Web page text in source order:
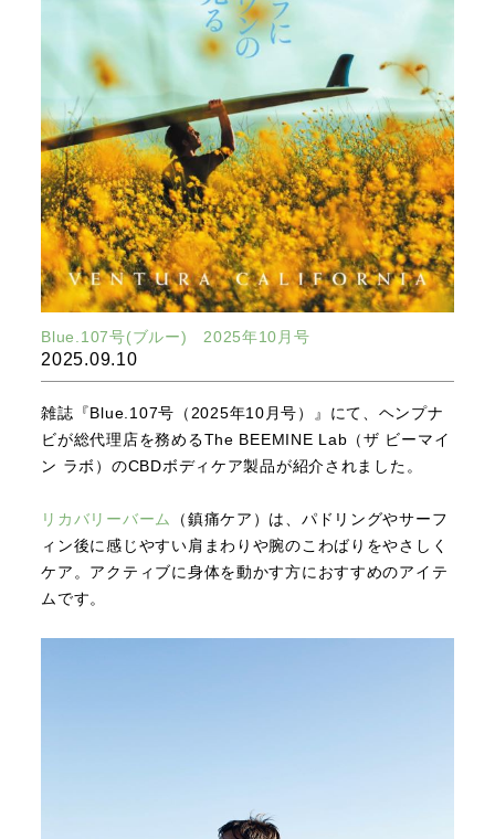
Blue.107号(ブルー) 2025年10月号
2025.09.10
雑誌『Blue.107号（2025年10月号）』にて、ヘンプナ
ビが総代理店を務めるThe BEEMINE Lab（ザ ビーマイ
ン ラボ）のCBDボディケア製品が紹介されました。
リカバリーバーム
（鎮痛ケア）は、パドリングやサーフ
ィン後に感じやすい肩まわりや腕のこわばりをやさしく
ケア。アクティブに身体を動かす方におすすめのアイテ
ムです。